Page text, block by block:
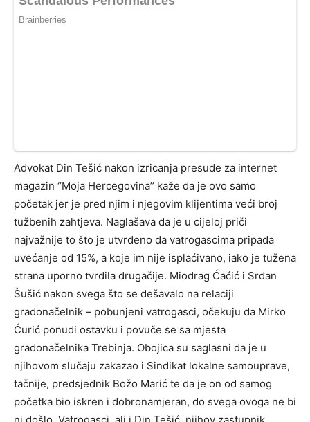
Advokat Din Tešić nakon izricanja presude za internet
magazin ‘’Moja Hercegovina’’ kaže da je ovo samo
početak jer je pred njim i njegovim klijentima veći broj
tužbenih zahtjeva. Naglašava da je u cijeloj priči
najvažnije to što je utvrđeno da vatrogascima pripada
uvećanje od 15%, a koje im nije isplaćivano, iako je tužena
strana uporno tvrdila drugačije. Miodrag Ćaćić i Srđan
Šušić nakon svega što se dešavalo na relaciji
gradonačelnik – pobunjeni vatrogasci, očekuju da Mirko
Ćurić ponudi ostavku i povuče se sa mjesta
gradonačelnika Trebinja. Obojica su saglasni da je u
njihovom slučaju zakazao i Sindikat lokalne samouprave,
tačnije, predsjednik Božo Marić te da je on od samog
početka bio iskren i dobronamjeran, do svega ovoga ne bi